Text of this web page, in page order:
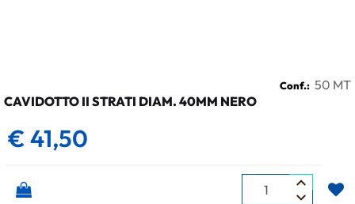
Conf.: 50 MT
CAVIDOTTO II STRATI DIAM. 40MM NERO
€ 41,50
Quantità